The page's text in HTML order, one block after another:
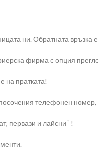
ни. Обратната връзка
фирма с опция
на пратката!
телефонен номер,
первази и лайсни“ !